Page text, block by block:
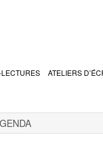
ATELIERS